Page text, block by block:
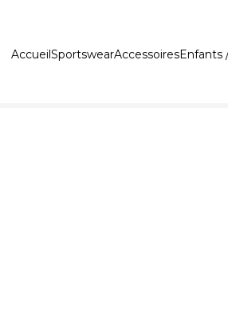
AccueilSportswearAccessoiresEnfants